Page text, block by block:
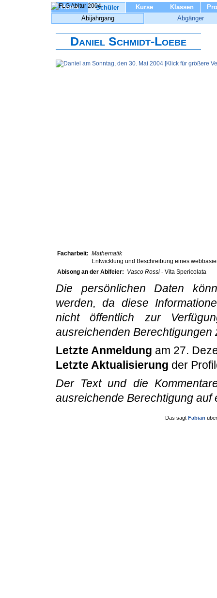
Home Schüler Kurse Klassen
Abijahrgang
Abgänger
Daniel Schmidt-Loebe
Facharbeit: Mathematik
Entwicklung und Beschreibung eines
Abisong an der Abifeier: Vasco Rossi - Vita Spericolata
Die persönlichen Daten
werden, da diese
nicht öffentlich zur
ausreichenden Berechtigungen
Letzte Anmeldung am 27.
Letzte Aktualisierung der
Der Text und die
ausreichende Berechtigung
Das sagt Fabian